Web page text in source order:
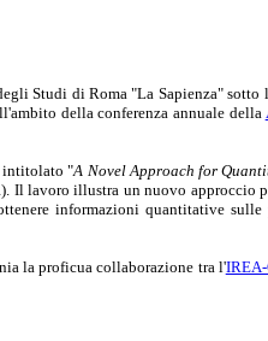
Studi di Roma "La Sapienza"
della conferenza annuale della
intitolato "A Novel Approach for
Il lavoro illustra un nuovo approccio
informazioni quantitative
la proficua collaborazione tra l'